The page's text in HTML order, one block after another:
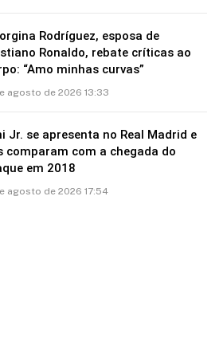
Rodríguez, esposa de
Ronaldo, rebate críticas ao
“Amo minhas curvas”
agosto de 2026 13:33
Jr. se apresenta no Real Madrid e
comparam com a chegada do
em 2018
agosto de 2026 17:54